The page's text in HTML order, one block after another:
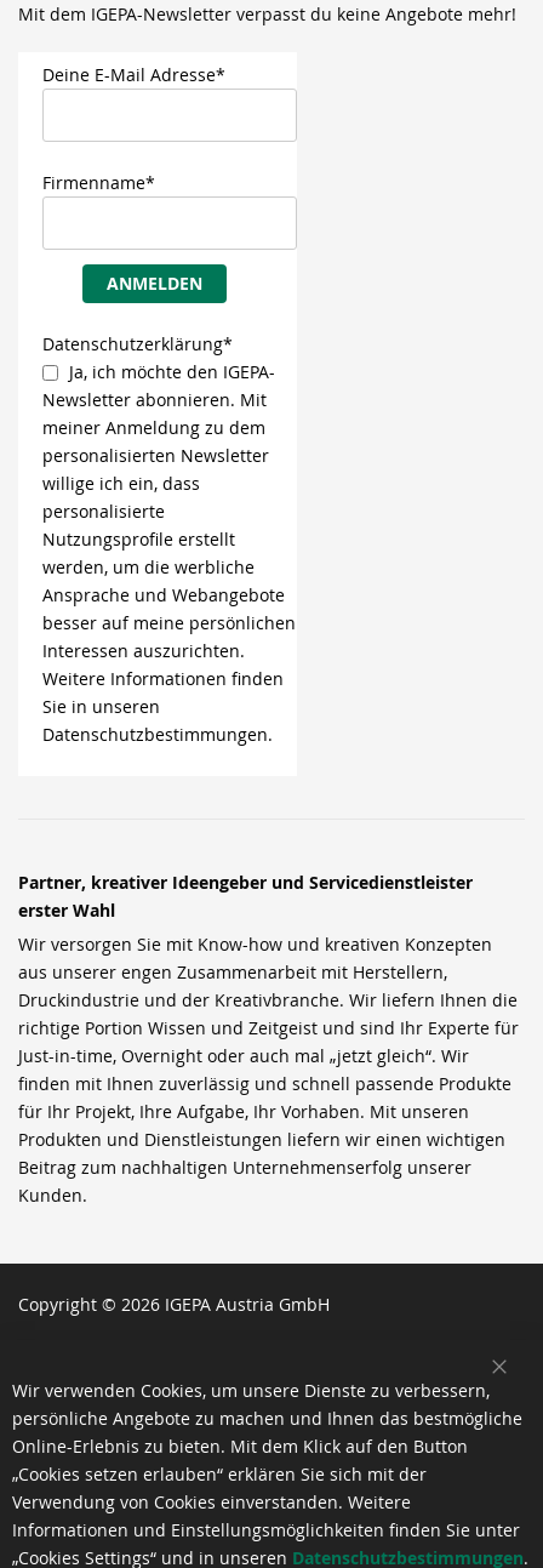
Mit dem IGEPA-Newsletter verpasst du keine Angebote mehr!
Deine E-Mail Adresse*
Firmenname*
ANMELDEN
Datenschutzerklärung*
Ja, ich möchte den IGEPA-
Newsletter abonnieren. Mit
meiner Anmeldung zu dem
personalisierten Newsletter
willige ich ein, dass
personalisierte
Nutzungsprofile erstellt
werden, um die werbliche
Ansprache und Webangebote
besser auf meine persönlichen
Interessen auszurichten.
Weitere Informationen finden
Sie in unseren
Datenschutzbestimmungen.
Partner, kreativer Ideengeber und Servicedienstleister
erster Wahl
Wir versorgen Sie mit Know-how und kreativen Konzepten
aus unserer engen Zusammenarbeit mit Herstellern,
Druckindustrie und der Kreativbranche. Wir liefern Ihnen die
richtige Portion Wissen und Zeitgeist und sind Ihr Experte für
Just-in-time, Overnight oder auch mal „jetzt gleich“. Wir
finden mit Ihnen zuverlässig und schnell passende Produkte
für Ihr Projekt, Ihre Aufgabe, Ihr Vorhaben. Mit unseren
Produkten und Dienstleistungen liefern wir einen wichtigen
Beitrag zum nachhaltigen Unternehmenserfolg unserer
Kunden.
Copyright © 2026 IGEPA Austria GmbH
Wir verwenden Cookies, um unsere Dienste zu verbessern,
persönliche Angebote zu machen und Ihnen das bestmögliche
Online-Erlebnis zu bieten. Mit dem Klick auf den Button
„Cookies setzen erlauben“ erklären Sie sich mit der
Verwendung von Cookies einverstanden. Weitere
Informationen und Einstellungsmöglichkeiten finden Sie unter
„Cookies Settings“ und in unseren Datenschutzbestimmungen.